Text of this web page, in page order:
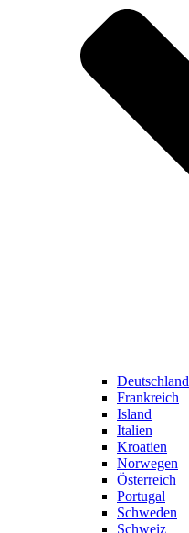
Deutschland
Frankreich
Island
Italien
Kroatien
Norwegen
Österreich
Portugal
Schweden
Schweiz